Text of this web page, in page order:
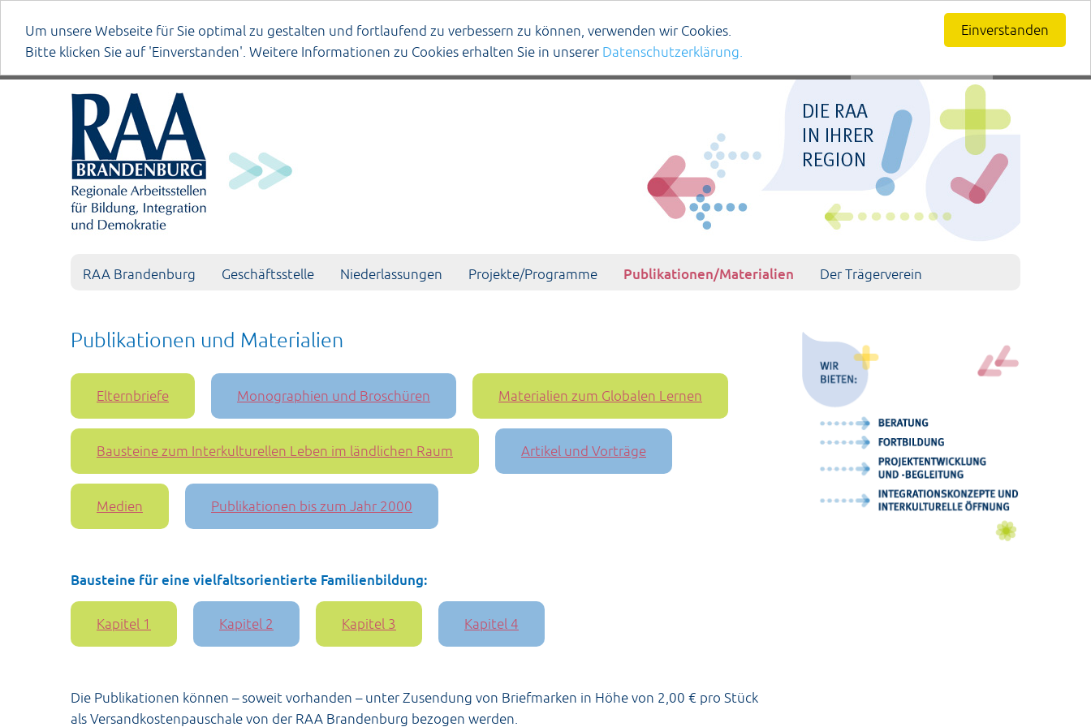
Einverstanden
Um unsere Webseite für Sie optimal zu gestalten und fortlaufend zu verbessern zu können, verwenden wir Cookies.
Bitte klicken Sie auf 'Einverstanden'. Weitere Informationen zu Cookies erhalten Sie in unserer Datenschutzerklärung.
RAA Brandenburg Geschäftsstelle Niederlassungen Projekte/Programme Publikationen/Materialien Der Trägerverein
Publikationen und Materialien
Elternbriefe Monographien und Broschüren Materialien zum Globalen Lernen
Bausteine zum Interkulturellen Leben im ländlichen Raum Artikel und Vorträge
Medien Publikationen bis zum Jahr 2000
Bausteine für eine vielfaltsorientierte Familienbildung:
Kapitel 1 Kapitel 2 Kapitel 3 Kapitel 4
Die Publikationen können – soweit vorhanden – unter Zusendung von Briefmarken in Höhe von 2,00 € pro Stück
als Versandkostenpauschale von der RAA Brandenburg bezogen werden.